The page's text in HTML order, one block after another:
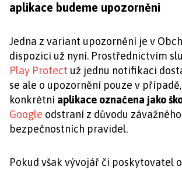
aplikace budeme upozorněni
Jedna z variant upozornění je v
dispozici už nyní. Prostřednictvím
Play Protect už jednu notifikaci
se ale o upozornění pouze v
konkrétní aplikace označena jako
Google odstraní z důvodu
bezpečnostních pravidel.
Pokud však vývojář či poskytovatel